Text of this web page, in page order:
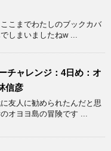
こまでわたしのブックカバ
しまいましたねw ...
チャレンジ：4日め：オ
信彦
友人に勧められたんだと思
オヨヨ島の冒険です ...